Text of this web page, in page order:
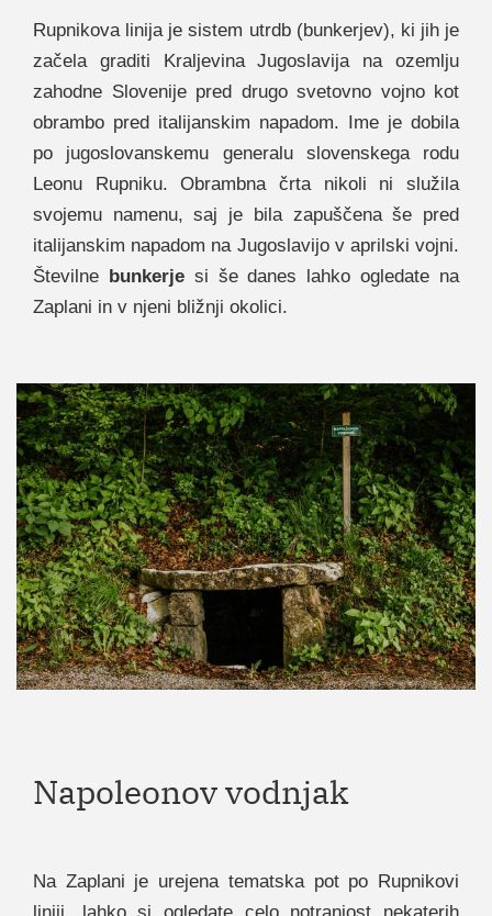
Rupnikova linija je sistem utrdb (bunkerjev), ki jih je
začela graditi Kraljevina Jugoslavija na ozemlju
zahodne Slovenije pred drugo svetovno vojno kot
obrambo pred italijanskim napadom. Ime je dobila
po jugoslovanskemu generalu slovenskega rodu
Leonu Rupniku. Obrambna črta nikoli ni služila
svojemu namenu, saj je bila zapuščena še pred
italijanskim napadom na Jugoslavijo v aprilski vojni.
Številne bunkerjesi še danes lahko ogledate na
Zaplani in v njeni bližnji okolici.
Napoleonov vodnjak
Na Zaplani je urejena tematska pot po Rupnikovi
liniji, lahko si ogledate celo notranjost nekaterih